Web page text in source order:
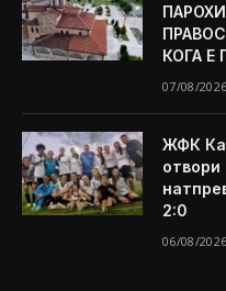
КОГА Е
07/08/2026
ЖФК
отвори
2:0
06/08/2026